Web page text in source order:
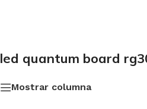
led quantum board
Mostrar columna